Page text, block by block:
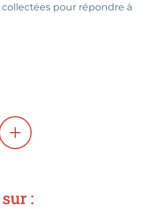
pour répondre à
SHOW MORE
: